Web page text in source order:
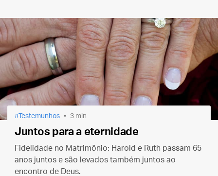
Testemunhos 3 min
Juntos para a eternidade
Fidelidade no Matrimônio: Harold e Ruth passam 65
anos juntos e são levados também juntos ao
encontro de Deus.